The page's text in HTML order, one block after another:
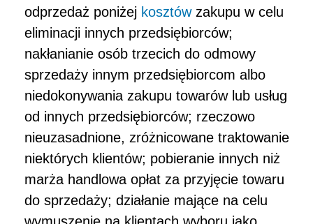
odprzedaż poniżej kosztów zakupu w celu
eliminacji innych przedsiębiorców;
nakłanianie osób trzecich do odmowy
sprzedaży innym przedsiębiorcom albo
niedokonywania zakupu towarów lub usług
od innych przedsiębiorców; rzeczowo
nieuzasadnione, zróżnicowane traktowanie
niektórych klientów; pobieranie innych niż
marża handlowa opłat za przyjęcie towaru
do sprzedaży; działanie mające na celu